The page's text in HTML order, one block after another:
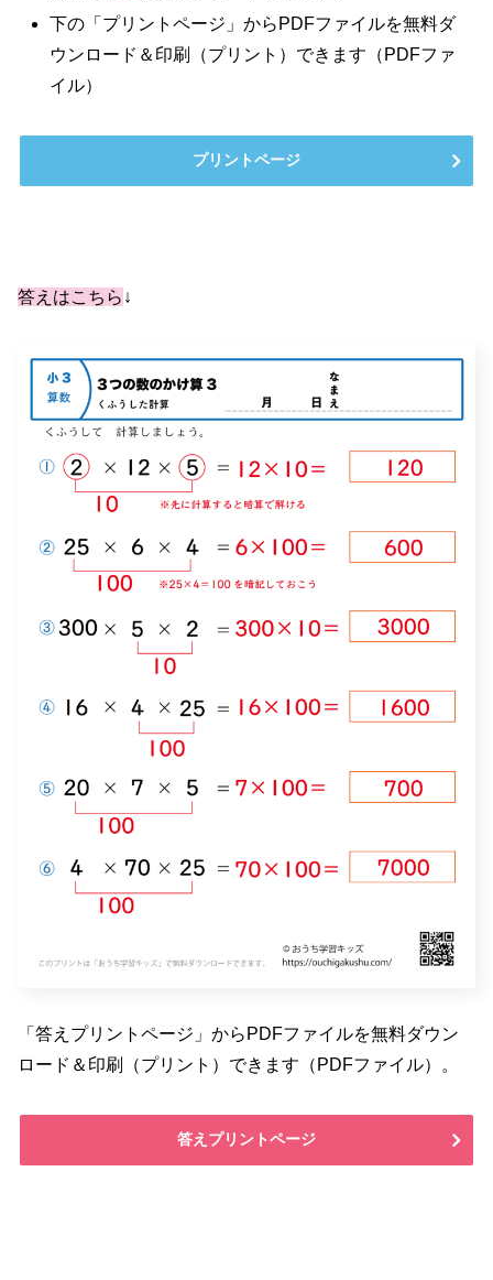
下の「プリントページ」からPDFファイルを無料ダ
ウンロード＆印刷（プリント）できます（PDFファ
イル）
プリントページ
答えはこちら ↓
「答えプリントページ」からPDFファイルを無料ダウン
ロード＆印刷（プリント）できます（PDFファイル）。
答えプリントページ